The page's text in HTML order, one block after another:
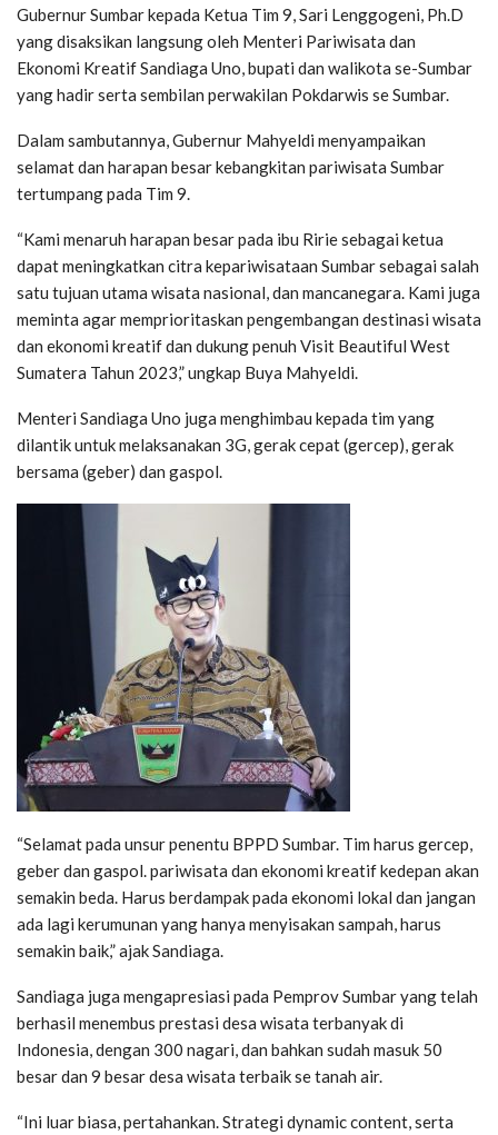
Gubernur Sumbar kepada Ketua Tim 9, Sari Lenggogeni, Ph.D
yang disaksikan langsung oleh Menteri Pariwisata dan
Ekonomi Kreatif Sandiaga Uno, bupati dan walikota se-Sumbar
yang hadir serta sembilan perwakilan Pokdarwis se Sumbar.
Dalam sambutannya, Gubernur Mahyeldi menyampaikan
selamat dan harapan besar kebangkitan pariwisata Sumbar
tertumpang pada Tim 9.
“Kami menaruh harapan besar pada ibu Ririe sebagai ketua
dapat meningkatkan citra kepariwisataan Sumbar sebagai salah
satu tujuan utama wisata nasional, dan mancanegara. Kami juga
meminta agar memprioritaskan pengembangan destinasi wisata
dan ekonomi kreatif dan dukung penuh Visit Beautiful West
Sumatera Tahun 2023,” ungkap Buya Mahyeldi.
Menteri Sandiaga Uno juga menghimbau kepada tim yang
dilantik untuk melaksanakan 3G, gerak cepat (gercep), gerak
bersama (geber) dan gaspol.
“Selamat pada unsur penentu BPPD Sumbar. Tim harus gercep,
geber dan gaspol. pariwisata dan ekonomi kreatif kedepan akan
semakin beda. Harus berdampak pada ekonomi lokal dan jangan
ada lagi kerumunan yang hanya menyisakan sampah, harus
semakin baik,” ajak Sandiaga.
Sandiaga juga mengapresiasi pada Pemprov Sumbar yang telah
berhasil menembus prestasi desa wisata terbanyak di
Indonesia, dengan 300 nagari, dan bahkan sudah masuk 50
besar dan 9 besar desa wisata terbaik se tanah air.
“Ini luar biasa, pertahankan. Strategi dynamic content, serta